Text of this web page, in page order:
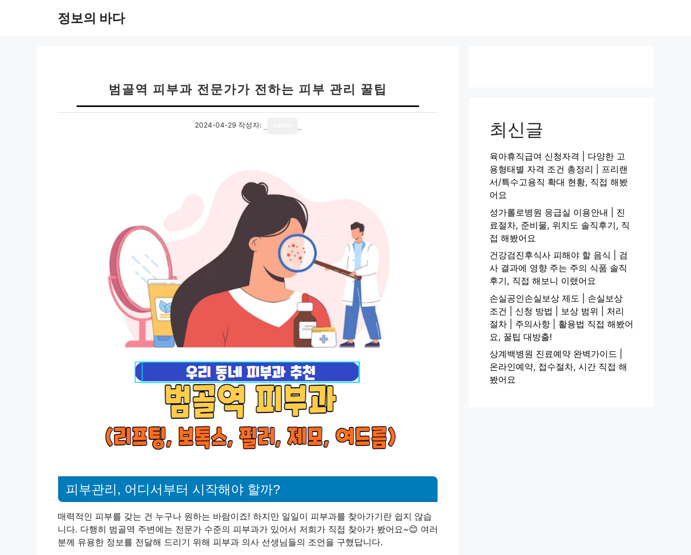
정보의 바다
범골역 피부과 전문가가 전하는 피부 관리 꿀팁
2024-04-29 작성자:
피부관리, 어디서부터 시작해야 할까?
매력적인 피부를 갖는 건 누구나 원하는 바람이죠! 하지만 일일이 피부과를 찾아가기란 쉽지 않습
니다. 다행히 범골역 주변에는 전문가 수준의 피부과가 있어서 저희가 직접 찾아가 봤어요~😊 여러
분께 유용한 정보를 전달해 드리기 위해 피부과 의사 선생님들의 조언을 구했답니다.
최신글
육아휴직급여 신청자격 | 다양한 고
용형태별 자격 조건 총정리 | 프리랜
서/특수고용직 확대 현황, 직접 해봤
어요
성가롤로병원 응급실 이용안내 | 진
료절차, 준비물, 위치도 솔직후기, 직
접 해봤어요
건강검진후식사 피해야 할 음식 | 검
사 결과에 영향 주는 주의 식품 솔직
후기, 직접 해보니 이랬어요
손실공인손실보상 제도 | 손실보상
조건 | 신청 방법 | 보상 범위 | 처리
절차 | 주의사항 | 활용법 직접 해봤어
요, 꿀팁 대방출!
상계백병원 진료예약 완벽가이드 |
온라인예약, 접수절차, 시간 직접 해
봤어요